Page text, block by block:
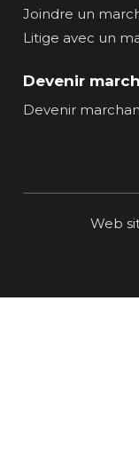
Joindre un
Litige avec un
Devenir
Devenir
Web